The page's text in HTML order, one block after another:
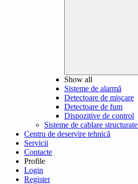
Show all
Sisteme de alarmă
Detectoare de mișcare
Detectoare de fum
Dispozitive de control
Sisteme de cablare
Centru de deservire tehnică
Servicii
Contacte
Profile
Login
Register